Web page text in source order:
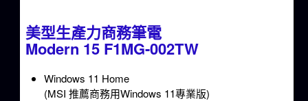
美型生產力商務筆電
Modern 15 F1MG-002TW
Windows 11 Home
(MSI 推薦商務用Windows 11專業版)